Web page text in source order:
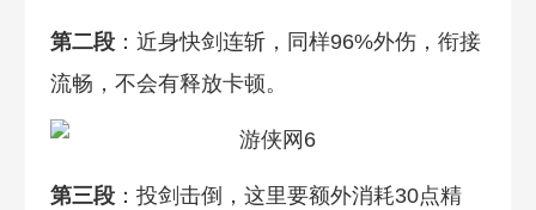
第二段：近身快剑连斩，同样96%外伤，衔接
流畅，不会有释放卡顿。
第三段：投剑击倒，这里要额外消耗30点精